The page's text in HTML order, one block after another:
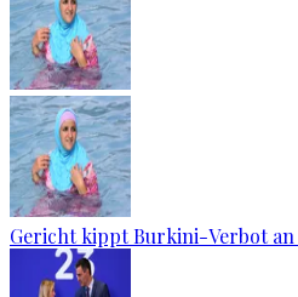
Gericht kippt Burkini-Verbot an